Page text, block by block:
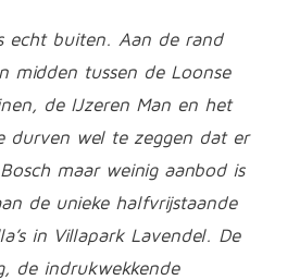
echt buiten. Aan de rand
midden tussen de Loonse
de IJzeren Man en het
durven wel te zeggen dat er
maar weinig aanbod is
de unieke halfvrijstaande
in Villapark Lavendel. De
de indrukwekkende